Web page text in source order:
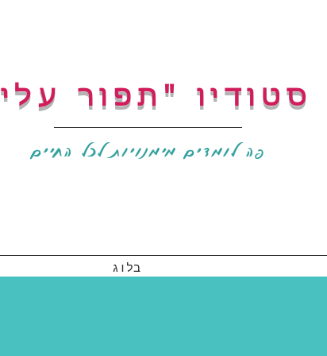
"סטודיו "תפור עלי
פה לומדים מימנויות לכל החיים
בלוג